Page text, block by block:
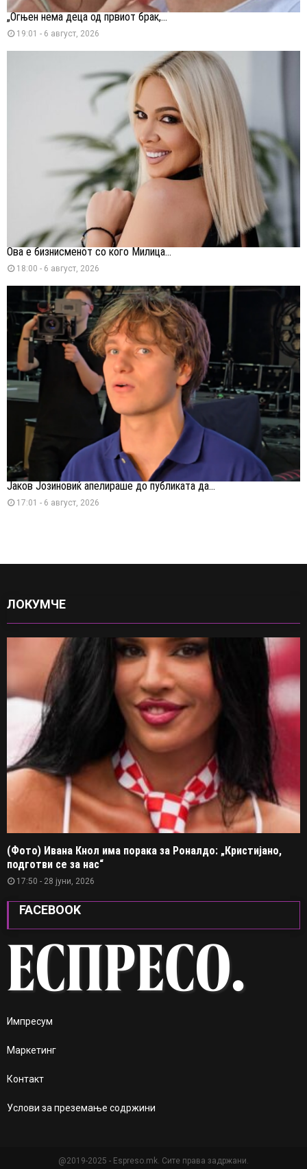
„Огњен нема деца од првиот брак,...
19:01 - 6 август, 2026
Ова е бизнисменот со кого Милица...
18:00 - 6 август, 2026
Јаков Јозиновиќ апелираше до публиката да...
17:01 - 6 август, 2026
ЛОКУМЧЕ
(Фото) Ивана Кнол има порака за Роналдо: „Кристијано,
подготви се за нас“
17:50 - 28 јуни, 2026
FACEBOOK
Импресум
Маркетинг
Контакт
Услови за преземање содржини
@2019-2025 - Espreso.mk. Сите права задржани.